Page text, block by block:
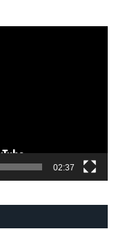
02:37